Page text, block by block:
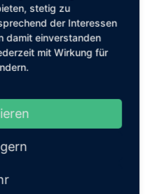
stetig zu
der Interessen
damit einverstanden
mit Wirkung für